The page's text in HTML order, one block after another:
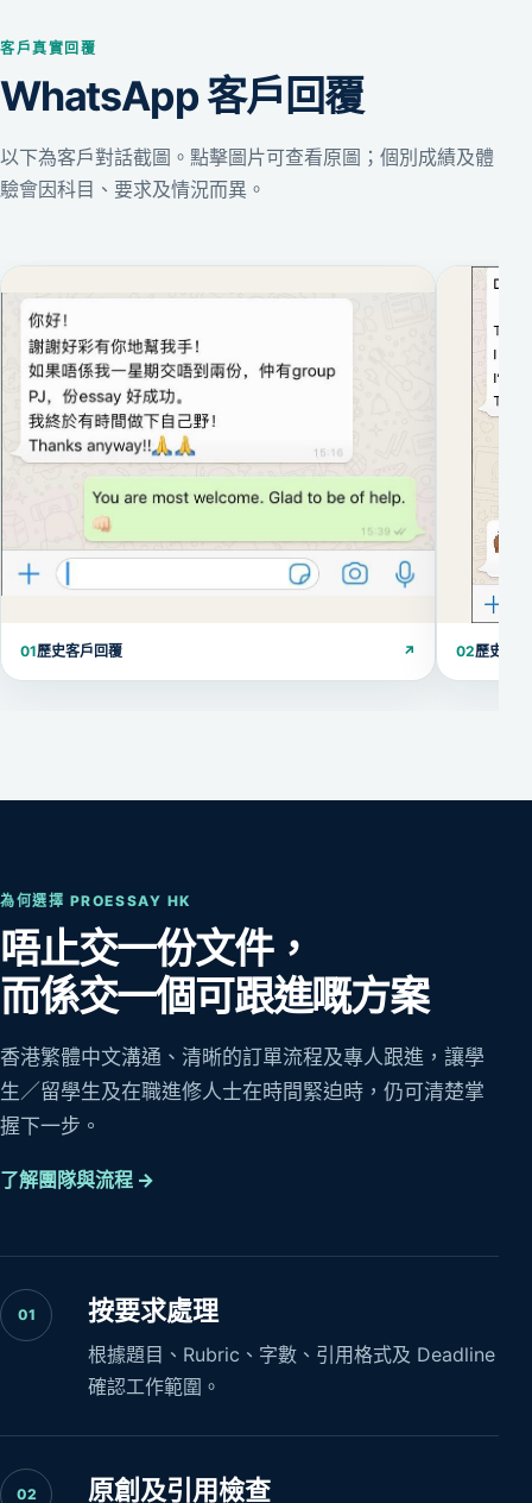
客戶真實回覆
WhatsApp 客戶回覆
以下為客戶對話截圖。點擊圖片可查看原圖；個別成績及體
驗會因科目、要求及情況而異。
01歷史客戶回覆 ↗ 02歷史客
為何選擇 PROESSAY HK
唔止交一份文件，
而係交一個可跟進嘅方案
香港繁體中文溝通、清晰的訂單流程及專人跟進，讓學
生／留學生及在職進修人士在時間緊迫時，仍可清楚掌
握下一步。
了解團隊與流程 →
01 按要求處理
根據題目、Rubric、字數、引用格式及 Deadline
確認工作範圍。
02 原創及引用檢查